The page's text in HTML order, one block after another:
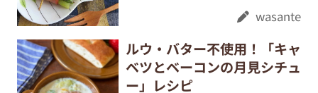
wasante
ルウ・バター不使用！「キャ
ベツとベーコンの月見シチュ
ー」レシピ